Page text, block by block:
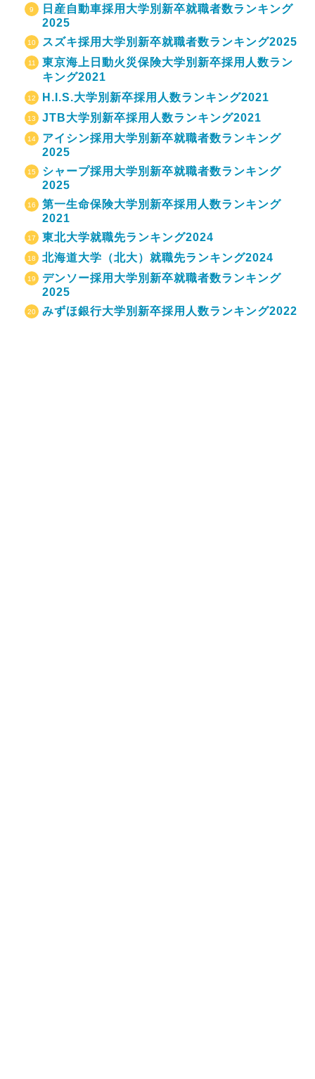
日産自動車採用大学別新卒就職者数ランキング
2025
スズキ採用大学別新卒就職者数ランキング2025
東京海上日動火災保険大学別新卒採用人数ラン
キング2021
H.I.S.大学別新卒採用人数ランキング2021
JTB大学別新卒採用人数ランキング2021
アイシン採用大学別新卒就職者数ランキング
2025
シャープ採用大学別新卒就職者数ランキング
2025
第一生命保険大学別新卒採用人数ランキング
2021
東北大学就職先ランキング2024
北海道大学（北大）就職先ランキング2024
デンソー採用大学別新卒就職者数ランキング
2025
みずほ銀行大学別新卒採用人数ランキング2022